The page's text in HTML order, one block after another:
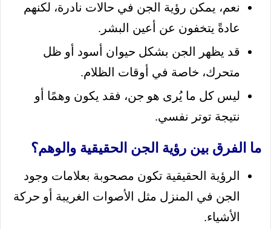
نعم، يمكن رؤية الجن في حالات نادرة، لكنهم
عادةً يتخفون عن أعين البشر.
قد يظهر الجن بشكل حيوان أسود أو ظل
متحرك، خاصة في أوقات الظلام.
ليس كل ما يُرى هو جن، فقد يكون وهمًا أو
نتيجة توتر نفسي.
ما الفرق بين رؤية الجن الحقيقية والوهم؟
الرؤية الحقيقية تكون مصحوبة بعلامات وجود
الجن في المنزل مثل الأصوات الغريبة أو حركة
الأشياء.